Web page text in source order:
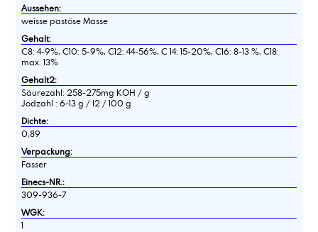
Aussehen:
weisse pastöse Masse
Gehalt:
C8: 4-9%, C10: 5-9%, C12: 44-56%, C 14: 15-20%, C16: 8-13 %, C18:
max. 13%
Gehalt2:
Säurezahl: 258-275mg KOH / g
Jodzahl : 6-13 g / I2 / 100 g
Dichte:
0,89
Verpackung:
Fässer
Einecs-NR.:
309-936-7
WGK:
1